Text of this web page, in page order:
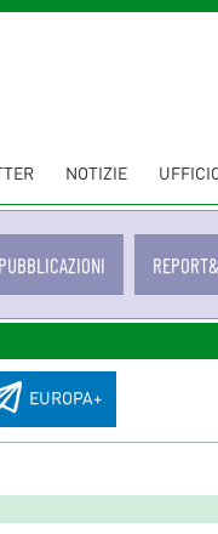
NOTIZIE
PUBBLICAZIONI
EUROPA+